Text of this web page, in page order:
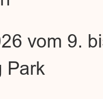
vom 9.
Park